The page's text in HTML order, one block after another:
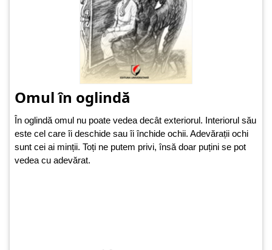
Omul în oglindă
În oglindă omul nu poate vedea decât exteriorul. Interiorul său
este cel care îi deschide sau îi închide ochii. Adevărații ochi
sunt cei ai minții. Toți ne putem privi, însă doar puțini se pot
vedea cu adevărat.